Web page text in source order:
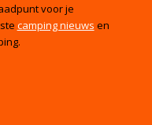
voor je
camping nieuws en